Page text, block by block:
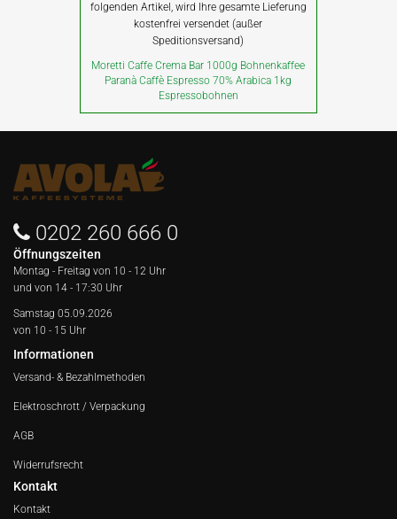
folgenden Artikel, wird Ihre gesamte Lieferung
kostenfrei versendet (außer
Speditionsversand)
Moretti Caffe Crema Bar 1000g Bohnenkaffee
Paranà Caffè Espresso 70% Arabica 1kg
Espressobohnen
0202 260 666 0
Öffnungszeiten
Montag - Freitag von 10 - 12 Uhr
und von 14 - 17:30 Uhr
Samstag 05.09.2026
von 10 - 15 Uhr
Informationen
Versand- & Bezahlmethoden
Elektroschrott / Verpackung
AGB
Widerrufsrecht
Kontakt
Kontakt